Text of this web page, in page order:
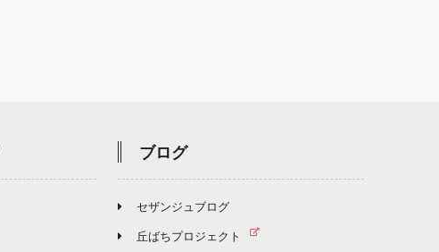
ブログ
セザンジュブログ
丘ばちプロジェクト